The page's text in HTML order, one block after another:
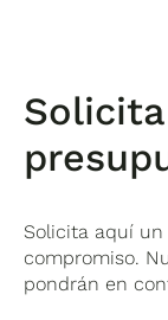
Solicita aquí
compromiso.
pondrán en